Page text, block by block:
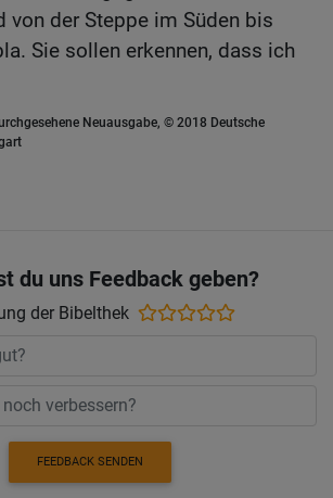
von der Steppe im Süden bis
Sie sollen erkennen, dass ich
Neuausgabe, © 2018 Deutsche
du uns Feedback geben?
der Bibelthek
FEEDBACK SENDEN